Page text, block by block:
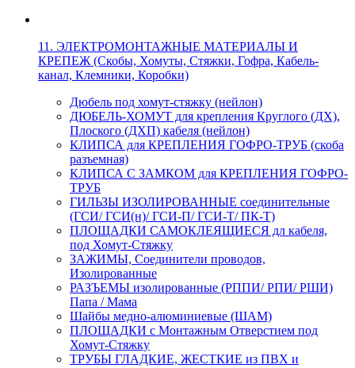
11. ЭЛЕКТРОМОНТАЖНЫЕ МАТЕРИАЛЫ И
КРЕПЕЖ (Скобы, Хомуты, Стяжки, Гофра, Кабель-
канал, Клемники, Коробки)
Дюбель под хомут-стяжку (нейлон)
ДЮБЕЛЬ-ХОМУТ для крепления Круглого (ДХ),
Плоского (ДХП) кабеля (нейлон)
КЛИПСА для КРЕПЛЕНИЯ ГОФРО-ТРУБ (скоба
разъемная)
КЛИПСА С ЗАМКОМ для КРЕПЛЕНИЯ ГОФРО-
ТРУБ
ГИЛЬЗЫ ИЗОЛИРОВАННЫЕ соединительные
(ГСИ/ ГСИ(н)/ ГСИ-П/ ГСИ-Т/ ПК-Т)
ПЛОЩАДКИ САМОКЛЕЯЩИЕСЯ дл кабеля,
под Хомут-Стяжку
ЗАЖИМЫ, Соединители проводов,
Изолированные
РАЗЪЕМЫ изолированные (РППИ/ РПИ/ РШИ)
Папа / Мама
Шайбы медно-алюминиевые (ШАМ)
ПЛОЩАДКИ с Монтажным Отверстием под
Хомут-Стяжку
ТРУБЫ ГЛАДКИЕ, ЖЕСТКИЕ из ПВХ и